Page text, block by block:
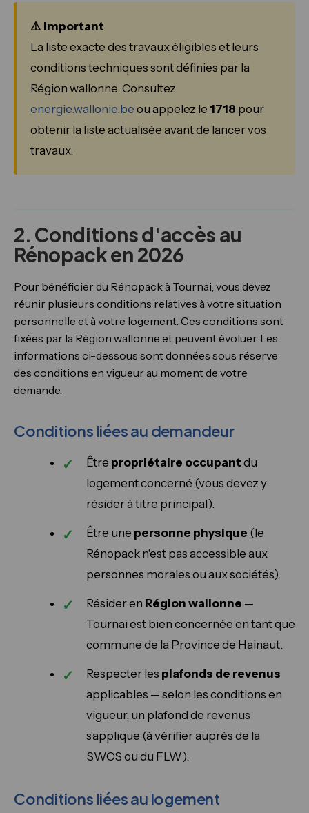
⚠️ Important
La liste exacte des travaux éligibles et leurs
conditions techniques sont définies par la
Région wallonne. Consultez
energie.wallonie.be ou appelez le 1718 pour
obtenir la liste actualisée avant de lancer vos
travaux.
2. Conditions d'accès au
Rénopack en 2026
Pour bénéficier du Rénopack à Tournai, vous devez
réunir plusieurs conditions relatives à votre situation
personnelle et à votre logement. Ces conditions sont
fixées par la Région wallonne et peuvent évoluer. Les
informations ci-dessous sont données sous réserve
des conditions en vigueur au moment de votre
demande.
Conditions liées au demandeur
Être propriétaire occupant du
logement concerné (vous devez y
résider à titre principal).
Être une personne physique (le
Rénopack n'est pas accessible aux
personnes morales ou aux sociétés).
Résider en Région wallonne —
Tournai est bien concernée en tant que
commune de la Province de Hainaut.
Respecter les plafonds de revenus
applicables — selon les conditions en
vigueur, un plafond de revenus
s'applique (à vérifier auprès de la
SWCS ou du FLW).
Conditions liées au logement